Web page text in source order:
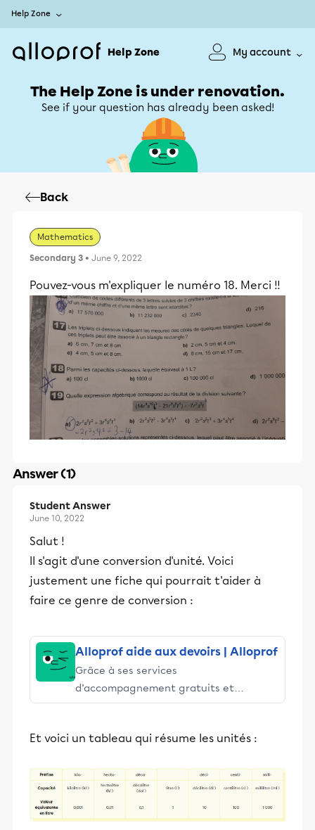
Help Zone
Help Zone My account
The Help Zone is under renovation.
See if your question has already been asked!
Back
Mathematics
Secondary 3 • June 9, 2022
Pouvez-vous m'expliquer le numéro 18. Merci !!
Answer (1)
Student Answer
June 10, 2022
Salut !
Il s'agit d'une conversion d'unité. Voici
justement une fiche qui pourrait t'aider à
faire ce genre de conversion :
Alloprof aide aux devoirs | Alloprof
Grâce à ses services
d’accompagnement gratuits et
stimulants, Alloprof engage les élèves
éducative.
Et voici un tableau qui résume les unités :